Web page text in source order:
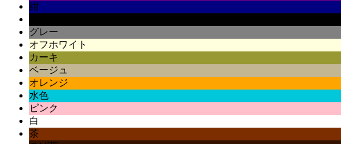
紺
グレー
オフホワイト
カーキ
ベージュ
オレンジ
水色
ピンク
白
茶